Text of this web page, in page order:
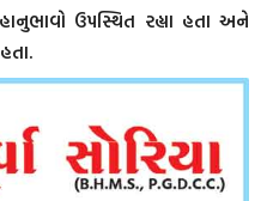
ઉપસ્થિત રહ્યા હતા અને